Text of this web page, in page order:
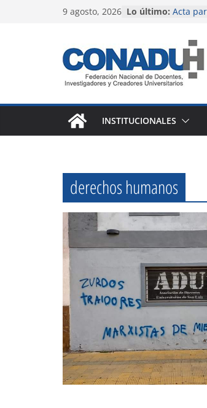
9 agosto, 2026 Lo último: Acta
(octubre
Acta
INSTITUCIONALES
derechos humanos